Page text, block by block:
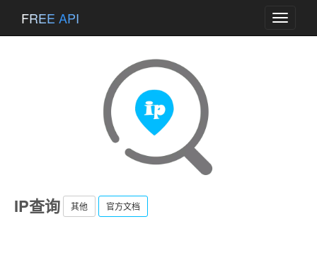
Toggle
FREE API
IP查询 其他 官方文档